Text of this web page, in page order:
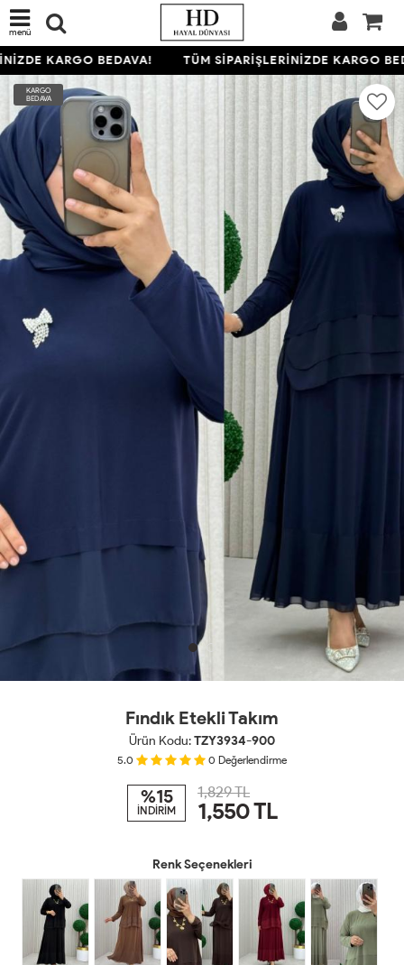
menü
KARGO BEDAVA! TÜM SİPARİŞLERİNİZDE KARGO
KARGO
BEDAVA
Fındık Etekli Takım
Ürün Kodu:TZY3934-900
5.0 0 Değerlendirme
%15
İNDİRİM
1,829 TL
1,550TL
Renk Seçenekleri